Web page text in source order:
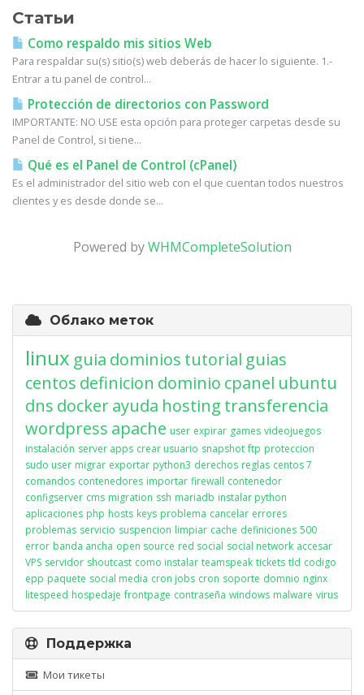
Статьи
Como respaldo mis sitios Web
Para respaldar su(s) sitio(s) web deberás de hacer lo siguiente. 1.-
Entrar a tu panel de control...
Protección de directorios con Password
IMPORTANTE: NO USE esta opción para proteger carpetas desde su
Panel de Control, si tiene...
Qué es el Panel de Control (cPanel)
Es el administrador del sitio web con el que cuentan todos nuestros
clientes y es desde donde se...
Powered byWHMCompleteSolution
Облако меток
linux guia dominios tutorial guias
centos definicion dominio cpanel ubuntu
dns dockerayuda hosting transferencia
wordpress apache user expirar games videojuegos
instalación server apps crear usuario snapshot ftp proteccion
sudo user migrar exportar python3 derechos reglas centos 7
comandos contenedores importar firewall contenedor
configserver cms migration ssh mariadb instalar python
aplicaciones php hosts keys problema cancelar errores
problemas servicio suspencion limpiar cache definiciones 500
error banda ancha open source red social social network accesar
VPS servidor shoutcast como instalar teamspeak tickets tld codigo
epp paquete social media cron jobs cron soporte domnio nginx
litespeed hospedaje frontpage contraseña windows malware virus
Поддержка
Мои тикеты